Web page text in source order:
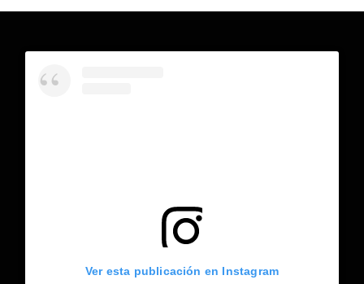
Ver esta publicación en Instagram